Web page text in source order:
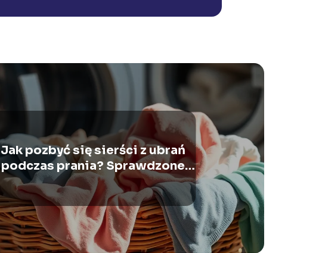
Jak pozbyć się sierści z ubrań
podczas prania? Sprawdzone
sposoby!